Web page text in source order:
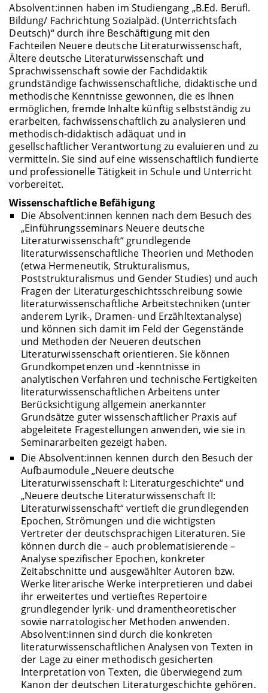
Absolvent:innen haben im Studiengang „B.Ed. Berufl.
Bildung/ Fachrichtung Sozialpäd. (Unterrichtsfach
Deutsch)“ durch ihre Beschäftigung mit den
Fachteilen Neuere deutsche Literaturwissenschaft,
Ältere deutsche Literaturwissenschaft und
Sprachwissenschaft sowie der Fachdidaktik
grundständige fachwissenschaftliche, didaktische und
methodische Kenntnisse gewonnen, die es Ihnen
ermöglichen, fremde Inhalte künftig selbstständig zu
erarbeiten, fachwissenschaftlich zu analysieren und
methodisch-didaktisch adäquat und in
gesellschaftlicher Verantwortung zu evaluieren und zu
vermitteln. Sie sind auf eine wissenschaftlich fundierte
und professionelle Tätigkeit in Schule und Unterricht
vorbereitet.
Wissenschaftliche Befähigung
Die Absolvent:innen kennen nach dem Besuch des
„Einführungsseminars Neuere deutsche
Literaturwissenschaft“ grundlegende
literaturwissenschaftliche Theorien und Methoden
(etwa Hermeneutik, Strukturalismus,
Poststrukturalismus und Gender Studies) und auch
Fragen der Literaturgeschichtsschreibung sowie
literaturwissenschaftliche Arbeitstechniken (unter
anderem Lyrik-, Dramen- und Erzähltextanalyse)
und können sich damit im Feld der Gegenstände
und Methoden der Neueren deutschen
Literaturwissenschaft orientieren. Sie können
Grundkompetenzen und -kenntnisse in
analytischen Verfahren und technische Fertigkeiten
literaturwissenschaftlichen Arbeitens unter
Berücksichtigung allgemein anerkannter
Grundsätze guter wissenschaftlicher Praxis auf
abgeleitete Fragestellungen anwenden, wie sie in
Seminararbeiten gezeigt haben.
Die Absolvent:innen kennen durch den Besuch der
Aufbaumodule „Neuere deutsche
Literaturwissenschaft I: Literaturgeschichte“ und
„Neuere deutsche Literaturwissenschaft II:
Literaturwissenschaft“ vertieft die grundlegenden
Epochen, Strömungen und die wichtigsten
Vertreter der deutschsprachigen Literaturen. Sie
können durch die – auch problematisierende –
Analyse spezifischer Epochen, konkreter
Zeitabschnitte und ausgewählter Autoren bzw.
Werke literarische Werke interpretieren und dabei
ihr erweitertes und vertieftes Repertoire
grundlegender lyrik- und dramentheoretischer
sowie narratologischer Methoden anwenden.
Absolvent:innen sind durch die konkreten
literaturwissenschaftlichen Analysen von Texten in
der Lage zu einer methodisch gesicherten
Interpretation von Texten, die überwiegend zum
Kanon der deutschen Literaturgeschichte gehören.